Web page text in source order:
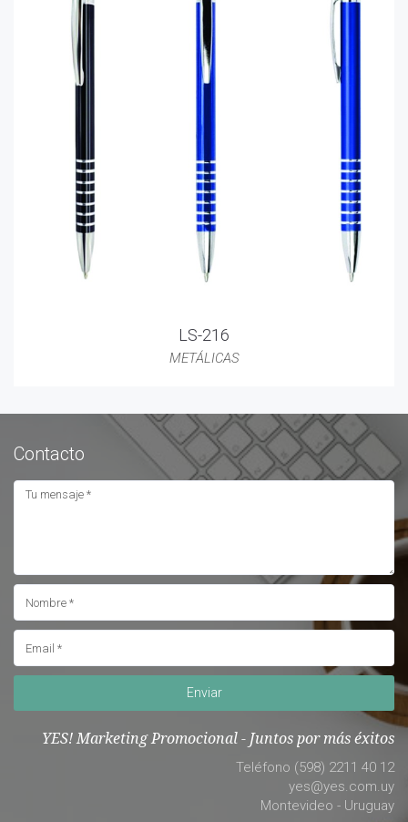
LS-216
METÁLICAS
Contacto
Enviar
YES! Marketing Promocional - Juntos por más éxitos
Teléfono (598) 2211 40 12
yes@yes.com.uy
Montevideo - Uruguay